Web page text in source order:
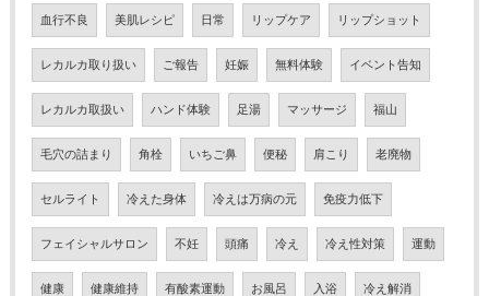
血行不良 美肌レシピ 日常 リップケア リップショット
レカルカ取り扱い ご報告 妊娠 無料体験 イベント告知
レカルカ取扱い ハンド体験 足湯 マッサージ 福山
毛穴の詰まり 角栓 いちご鼻 便秘 肩こり 老廃物
セルライト 冷えた身体 冷えは万病の元 免疫力低下
フェイシャルサロン 不妊 頭痛 冷え 冷え性対策 運動
健康 健康維持 有酸素運動 お風呂 入浴 冷え解消